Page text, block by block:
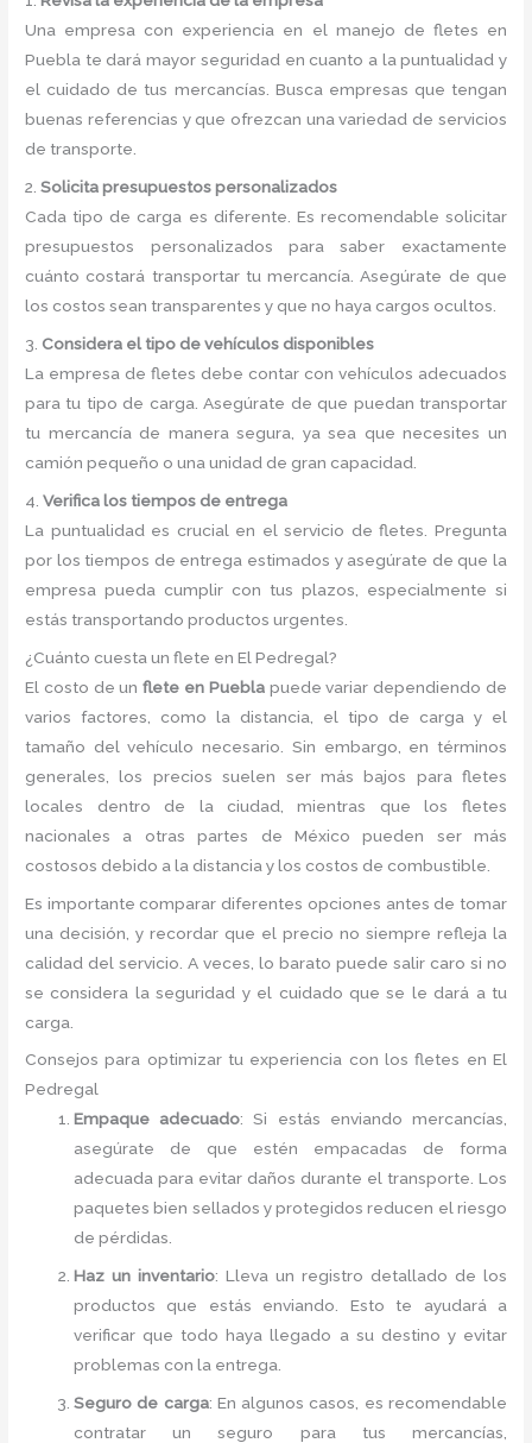
Una empresa con experiencia en el manejo de fletes en
Puebla te dará mayor seguridad en cuanto a la puntualidad y
el cuidado de tus mercancías. Busca empresas que tengan
buenas referencias y que ofrezcan una variedad de servicios
de transporte.
2.Solicita presupuestos personalizados
Cada tipo de carga es diferente. Es recomendable solicitar
presupuestos personalizados para saber exactamente
cuánto costará transportar tu mercancía. Asegúrate de que
los costos sean transparentes y que no haya cargos ocultos.
3. Considera el tipo de vehículos disponibles
La empresa de fletes debe contar con vehículos adecuados
para tu tipo de carga. Asegúrate de que puedan transportar
tu mercancía de manera segura, ya sea que necesites un
camión pequeño o una unidad de gran capacidad.
4.Verifica los tiempos de entrega
La puntualidad es crucial en el servicio de fletes. Pregunta
por los tiempos de entrega estimados y asegúrate de que la
empresa pueda cumplir con tus plazos, especialmente si
estás transportando productos urgentes.
¿Cuánto cuesta un flete en El Pedregal?
El costo de unflete en Pueblapuede variar dependiendo de
varios factores, como la distancia, el tipo de carga y el
tamaño del vehículo necesario. Sin embargo, en términos
generales, los precios suelen ser más bajos para fletes
locales dentro de la ciudad, mientras que los fletes
nacionales a otras partes de México pueden ser más
costosos debido a la distancia y los costos de combustible.
Es importante comparar diferentes opciones antes de tomar
una decisión, y recordar que el precio no siempre refleja la
calidad del servicio. A veces, lo barato puede salir caro si no
se considera la seguridad y el cuidado que se le dará a tu
carga.
Consejos para optimizar tu experiencia con los fletes en El
Pedregal
Empaque adecuado: Si estás enviando mercancías,
asegúrate de que estén empacadas de forma
adecuada para evitar daños durante el transporte. Los
paquetes bien sellados y protegidos reducen el riesgo
de pérdidas.
Haz un inventario: Lleva un registro detallado de los
productos que estás enviando. Esto te ayudará a
verificar que todo haya llegado a su destino y evitar
problemas con la entrega.
Seguro de carga: En algunos casos, es recomendable
contratar un seguro para tus mercancías,